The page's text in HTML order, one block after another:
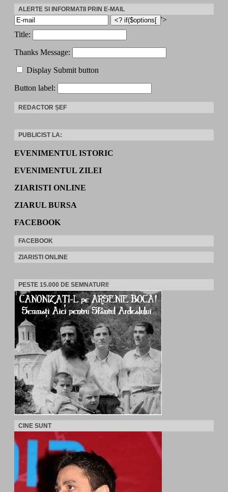
ALERTE SI INFORMATII PRIN E-MAIL
'>
Title:
Thanks Message:
Display Submit button
Button label:
REDACTOR ȘEF
PUBLICIST LA:
EVENIMENTUL ISTORIC
EVENIMENTUL ZILEI
ZIARISTI ONLINE
ZIARUL BURSA
FACEBOOK
FACEBOOK
ZIARISTI ONLINE
PESTE 15.000 DE SEMNATURI!
CINE SUNT